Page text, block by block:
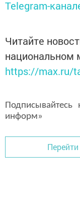
Telegram-
Читайте
национальном
https://max.ru/
информ»